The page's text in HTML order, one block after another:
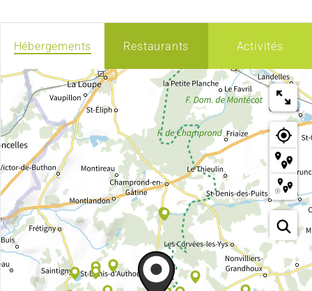
Hébergements Restaurants Activités